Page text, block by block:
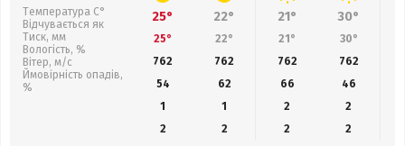
Температура С°
Відчувається як
Тиск, мм
Вологість, %
Вітер, м/с
Ймовірність опадів,
%
25° 22° 21° 30°
25° 22° 21° 30°
762
762 762 762
54
62 66
46
1
1 2
2
2
2 2 2